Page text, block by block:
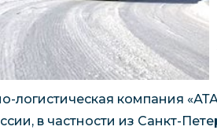
логистическая компания
в частности из Санкт-